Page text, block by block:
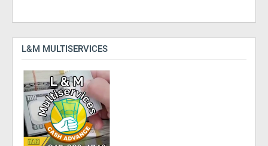
L&M MULTISERVICES